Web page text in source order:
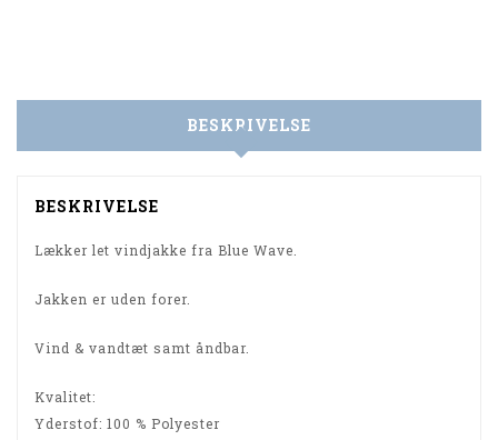
BESKRIVELSE
BESKRIVELSE
Lækker let vindjakke fra Blue Wave.
Jakken er uden forer.
Vind & vandtæt samt åndbar.
Kvalitet:
Yderstof: 100 % Polyester